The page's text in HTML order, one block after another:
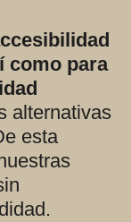
como para
alternativas
esta